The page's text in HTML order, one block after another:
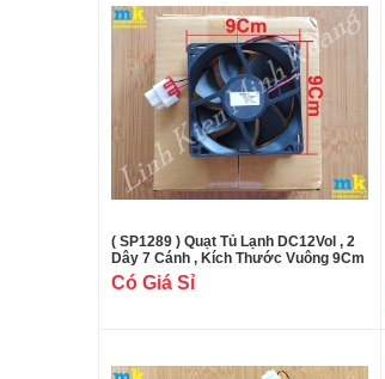
( SP1289 ) Quạt Tủ Lạnh DC12Vol , 2
Dây 7 Cánh , Kích Thước Vuông 9Cm
Có Giá Sỉ